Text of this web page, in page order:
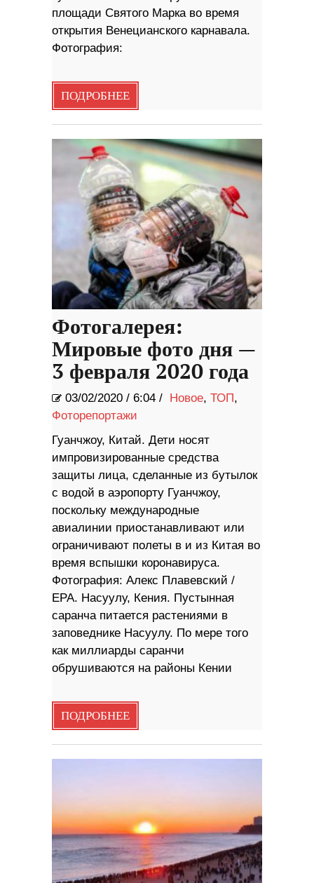
площади Святого Марка во время
открытия Венецианского карнавала.
Фотография:
ПОДРОБНЕЕ
Фотогалерея:
Мировые фото дня —
3 февраля 2020 года
03/02/2020 / 6:04 / Новое, ТОП,
Фоторепортажи
Гуанчжоу, Китай. Дети носят
импровизированные средства
защиты лица, сделанные из бутылок
с водой в аэропорту Гуанчжоу,
поскольку международные
авиалинии приостанавливают или
ограничивают полеты в и из Китая во
время вспышки коронавируса.
Фотография: Алекс Плавевский /
EPA. Насуулу, Кения. Пустынная
саранча питается растениями в
заповеднике Насуулу. По мере того
как миллиарды саранчи
обрушиваются на районы Кении
ПОДРОБНЕЕ